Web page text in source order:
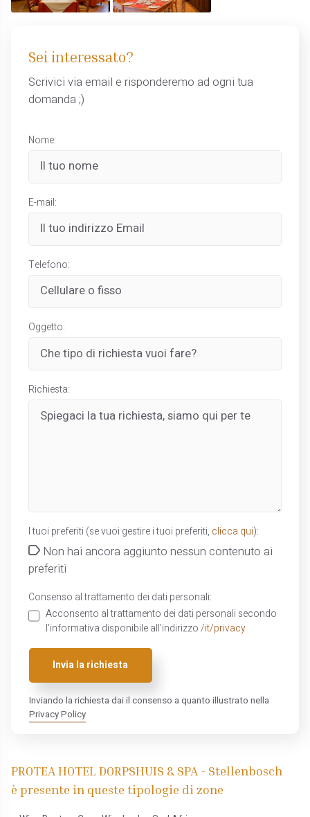
Sei interessato?
Scrivici via email e risponderemo ad ogni tua
domanda ;)
Nome:
E-mail:
Telefono:
Oggetto:
Richiesta:
I tuoi preferiti (se vuoi gestire i tuoi preferiti, clicca qui):
Non hai ancora aggiunto nessun contenuto ai
preferiti
Consenso al trattamento dei dati personali:
Acconsento al trattamento dei dati personali secondo
l'informativa disponibile all'indirizzo /it/privacy
Invia la richiesta
Inviando la richiesta dai il consenso a quanto illustrato nella
Privacy Policy
PROTEA HOTEL DORPSHUIS & SPA - Stellenbosch
è presente in queste tipologie di zone